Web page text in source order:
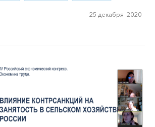
25 декабря 2020